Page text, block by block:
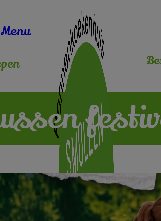
Menu